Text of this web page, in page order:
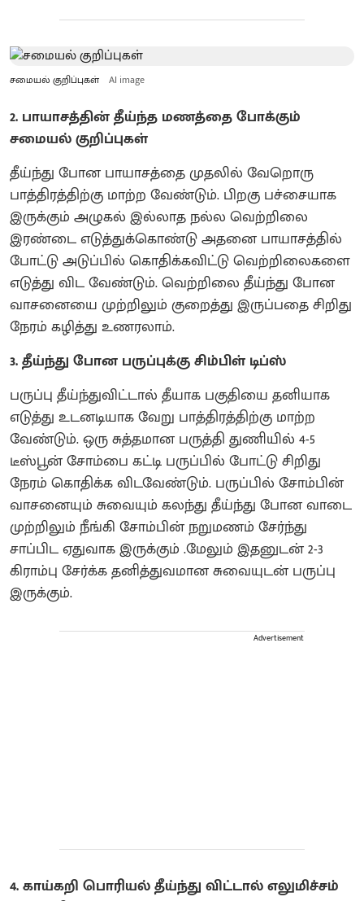
சமையல் குறிப்புகள் AI image
2. பாயாசத்தின் தீய்ந்த மணத்தை போக்கும்
சமையல் குறிப்புகள்
தீய்ந்து போன பாயாசத்தை முதலில் வேறொரு
பாத்திரத்திற்கு மாற்ற வேண்டும். பிறகு பச்சையாக
இருக்கும் அழுகல் இல்லாத நல்ல வெற்றிலை
இரண்டை எடுத்துக்கொண்டு அதனை பாயாசத்தில்
போட்டு அடுப்பில் கொதிக்கவிட்டு வெற்றிலைகளை
எடுத்து விட வேண்டும். வெற்றிலை தீய்ந்து போன
வாசனையை முற்றிலும் குறைத்து இருப்பதை சிறிது
நேரம் கழித்து உணரலாம்.
3. தீய்ந்து போன பருப்புக்கு சிம்பிள் டிப்ஸ்
பருப்பு தீய்ந்துவிட்டால் தீயாக பகுதியை தனியாக
எடுத்து உடனடியாக வேறு பாத்திரத்திற்கு மாற்ற
வேண்டும். ஒரு சுத்தமான பருத்தி துணியில் 4-5
டீஸ்பூன் சோம்பை கட்டி பருப்பில் போட்டு சிறிது
நேரம் கொதிக்க விடவேண்டும். பருப்பில் சோம்பின்
வாசனையும் சுவையும் கலந்து தீய்ந்து போன வாடை
முற்றிலும் நீங்கி சோம்பின் நறுமணம் சேர்ந்து
சாப்பிட ஏதுவாக இருக்கும் .மேலும் இதனுடன் 2-3
கிராம்பு சேர்க்க தனித்துவமான சுவையுடன் பருப்பு
இருக்கும்.
Advertisement
4. காய்கறி பொரியல் தீய்ந்து விட்டால் எலுமிச்சம்